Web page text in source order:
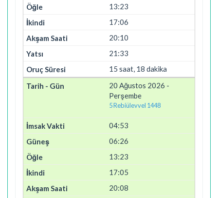
13:23
17:06
20:10
21:33
15 saat, 18 dakika
20 Ağustos 2026 -
Perşembe
5 Rebiülevvel 1448
04:53
06:26
13:23
17:05
20:08